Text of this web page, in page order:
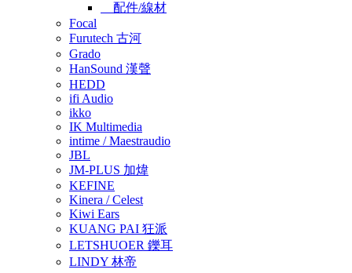
配件/線材
Focal
Furutech 古河
Grado
HanSound 漢聲
HEDD
ifi Audio
ikko
IK Multimedia
intime / Maestraudio
JBL
JM-PLUS 加煒
KEFINE
Kinera / Celest
Kiwi Ears
KUANG PAI 狂派
LETSHUOER 鑠耳
LINDY 林帝